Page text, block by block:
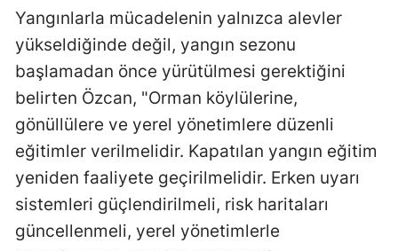
Yangınlarla mücadelenin yalnızca alevler
yükseldiğinde değil, yangın sezonu
başlamadan önce yürütülmesi gerektiğini
belirten Özcan, "Orman köylülerine,
gönüllülere ve yerel yönetimlere düzenli
eğitimler verilmelidir. Kapatılan yangın eğitim
yeniden faaliyete geçirilmelidir. Erken uyarı
sistemleri güçlendirilmeli, risk haritaları
güncellenmeli, yerel yönetimlerle